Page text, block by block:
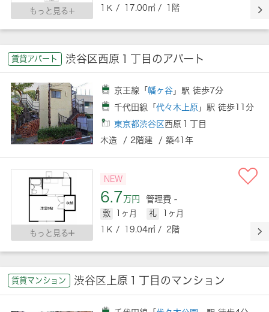
もっと見る 1Ｋ / 17.00㎡ / 1階
賃貸アパート 渋谷区西原１丁目のアパート
京王線「 幡ヶ谷 」駅 徒歩7分
千代田線「代々木上原 」駅 徒歩11分
東京都渋谷区西原１丁目
木造 / 2階建 / 築41年
もっと見る
NEW
6.7万円 管理費 -
敷 1ヶ月 礼
1ヶ月
1Ｋ / 19.04㎡ / 2階
賃貸マンション 渋谷区上原１丁目のマンション